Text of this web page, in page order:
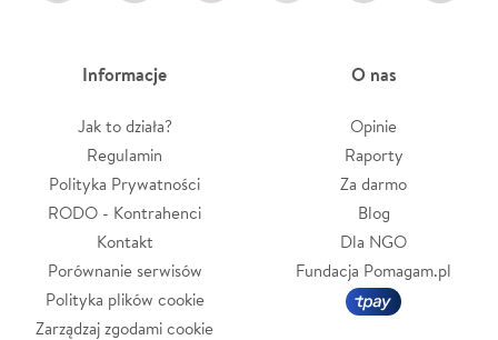
Informacje
Jak to działa?
Regulamin
Polityka Prywatności
RODO - Kontrahenci
Kontakt
Porównanie serwisów
Polityka plików cookie
Zarządzaj zgodami cookie
O nas
Opinie
Raporty
Za darmo
Blog
Dla NGO
Fundacja Pomagam.pl